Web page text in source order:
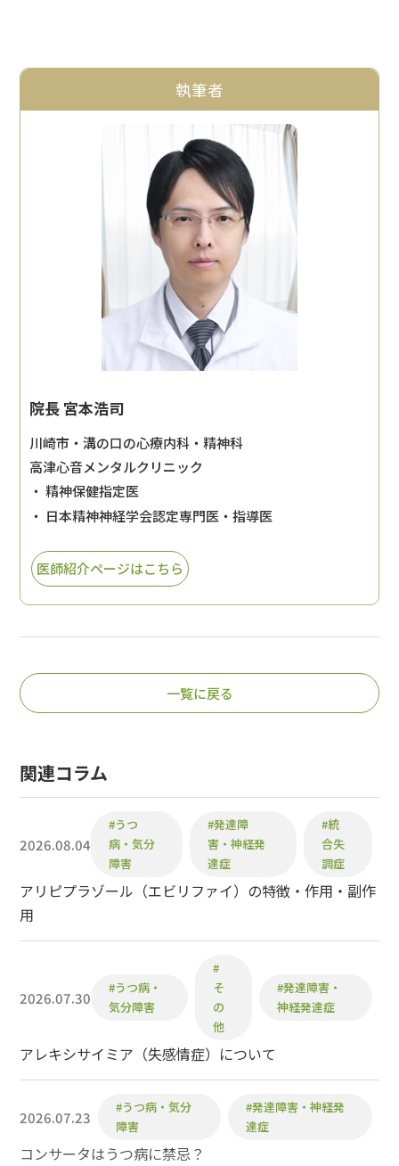
執筆者
院長 宮本浩司
川崎市・溝の口の心療内科・精神科
高津心音メンタルクリニック
・ 精神保健指定医
・ 日本精神神経学会認定専門医・指導医
医師紹介ページはこちら
一覧に戻る
関連コラム
2026.08.04
#うつ
病・気分
障害
#発達障
害・神経発
達症
#統
合失
調症
アリピプラゾール（エビリファイ）の特徴・作用・副作
用
2026.07.30
#うつ病・
気分障害
#
そ
の
他
#発達障害・
神経発達症
アレキシサイミア（失感情症）について
2026.07.23
#うつ病・気分
障害
#発達障害・神経発
達症
コンサータはうつ病に禁忌？